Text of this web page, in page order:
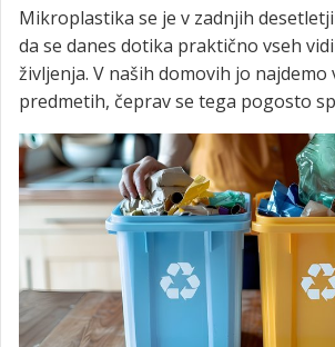
Mikroplastika se je v zadnjih
da se danes dotika praktično vseh
življenja. V naših domovih jo najdemo
predmetih, čeprav se tega pogosto
zavedamo.